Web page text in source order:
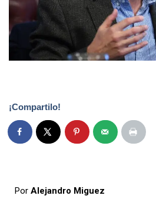
¡Compartilo!
Por Alejandro Miguez